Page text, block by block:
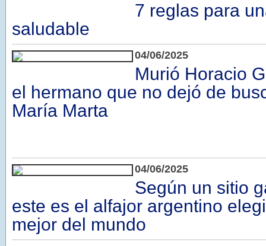
7 reglas para
saludable
04/06/2025
Murió Horacio
el hermano que no dejó de
María Marta
04/06/2025
Según un sitio
este es el alfajor argentino
mejor del mundo